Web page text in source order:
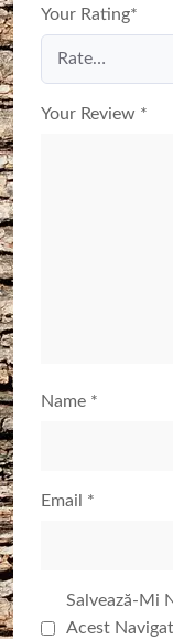
Your Rating*
Your Review *
Name *
Email *
Salvează-Mi
Acest